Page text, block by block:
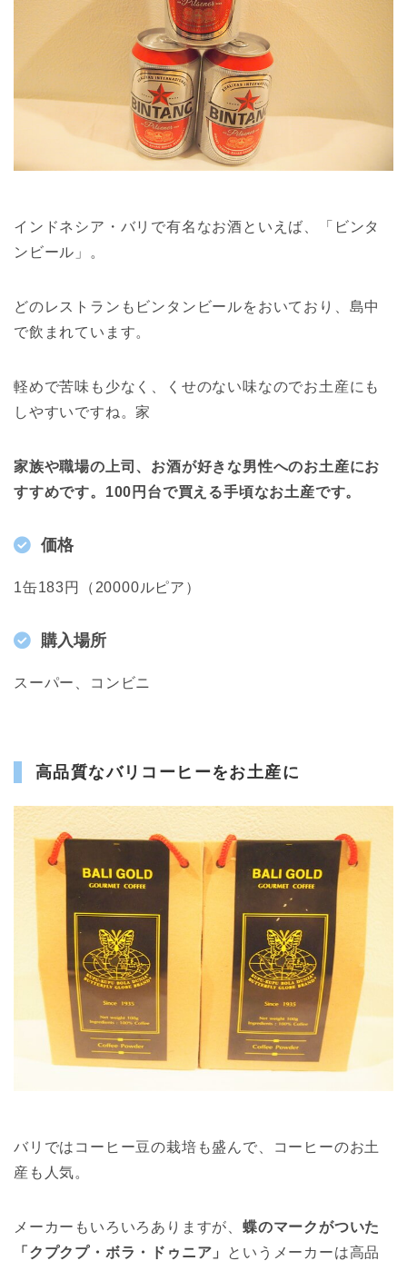
インドネシア・バリで有名なお酒といえば、「ビンタ
ンビール」。
どのレストランもビンタンビールをおいており、島中
で飲まれています。
軽めで苦味も少なく、くせのない味なのでお土産にも
しやすいですね。家
家族や職場の上司、お酒が好きな男性へのお土産にお
すすめです。100円台で買える手頃なお土産です。
価格
1缶183円（20000ルピア）
購入場所
スーパー、コンビニ
高品質なバリコーヒーをお土産に
バリではコーヒー豆の栽培も盛んで、コーヒーのお土
産も人気。
メーカーもいろいろありますが、 蝶のマークがついた
「クプクプ・ボラ・ドゥニア」
というメーカーは高品